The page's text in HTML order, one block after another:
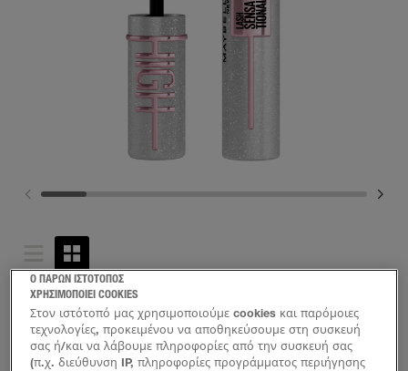
Ο ΠΑΡΩΝ ΙΣΤΟΤΟΠΟΣ
ΧΡΗΣΙΜΟΠΟΙΕΙ COOKIES
Στον ιστότοπό μας χρησιμοποιούμε cookies και παρόμοιες
τεχνολογίες, προκειμένου να αποθηκεύσουμε στη συσκευή
σας ή/και να λάβουμε πληροφορίες από την συσκευή σας
(π.χ. διεύθυνση IP, πληροφορίες προγράμματος περιήγησης